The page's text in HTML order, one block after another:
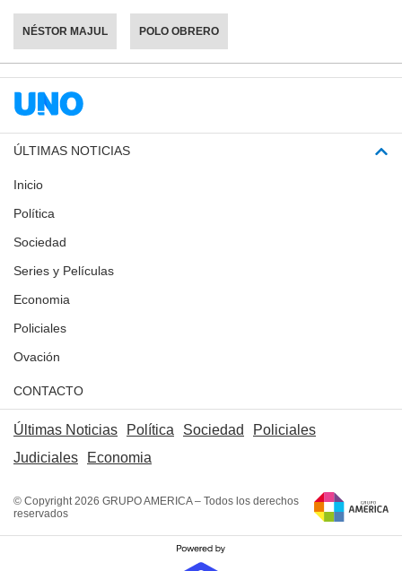
NÉSTOR MAJUL POLO OBRERO
ÚLTIMAS NOTICIAS
Inicio
Política
Sociedad
Series y Películas
Economia
Policiales
Ovación
CONTACTO
Últimas Noticias Política Sociedad
Policiales
Judiciales
Economia
© Copyright 2026 GRUPO AMERICA – Todos los derechos
reservados